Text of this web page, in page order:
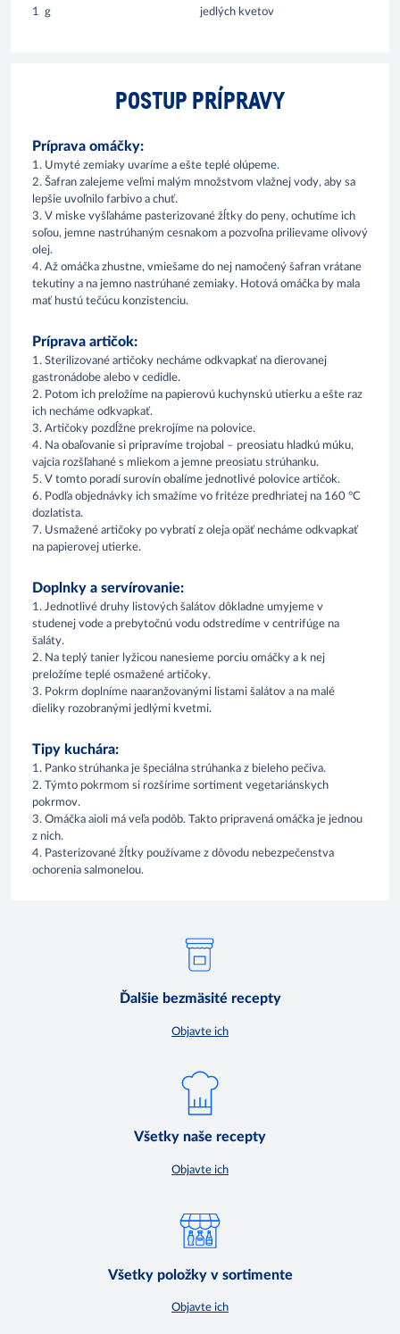
1 g jedlých kvetov
POSTUP PRÍPRAVY
Príprava omáčky:
1. Umyté zemiaky uvaríme a ešte teplé olúpeme.
2. Šafran zalejeme veľmi malým množstvom vlažnej vody, aby sa
lepšie uvoľnilo farbivo a chuť.
3. V miske vyšľaháme pasterizované žĺtky do peny, ochutíme ich
soľou, jemne nastrúhaným cesnakom a pozvoľna prilievame olivový
olej.
4. Až omáčka zhustne, vmiešame do nej namočený šafran vrátane
tekutiny a na jemno nastrúhané zemiaky. Hotová omáčka by mala
mať hustú tečúcu konzistenciu.
Príprava artičok:
1. Sterilizované artičoky necháme odkvapkať na dierovanej
gastronádobe alebo v cedidle.
2. Potom ich preložíme na papierovú kuchynskú utierku a ešte raz
ich necháme odkvapkať.
3. Artičoky pozdĺžne prekrojíme na polovice.
4. Na obaľovanie si pripravíme trojobal – preosiatu hladkú múku,
vajcia rozšľahané s mliekom a jemne preosiatu strúhanku.
5. V tomto poradí surovín obalíme jednotlivé polovice artičok.
6. Podľa objednávky ich smažíme vo fritéze predhriatej na 160 °C
dozlatista.
7. Usmažené artičoky po vybratí z oleja opäť necháme odkvapkať
na papierovej utierke.
Doplnky a servírovanie:
1. Jednotlivé druhy listových šalátov dôkladne umyjeme v
studenej vode a prebytočnú vodu odstredíme v centrifúge na
šaláty.
2. Na teplý tanier lyžicou nanesieme porciu omáčky a k nej
preložíme teplé osmažené artičoky.
3. Pokrm doplníme naaranžovanými listami šalátov a na malé
dieliky rozobranými jedlými kvetmi.
Tipy kuchára:
1. Panko strúhanka je špeciálna strúhanka z bieleho pečiva.
2. Týmto pokrmom si rozšírime sortiment vegetariánskych
pokrmov.
3. Omáčka aioli má veľa podôb. Takto pripravená omáčka je jednou
z nich.
4. Pasterizované žĺtky používame z dôvodu nebezpečenstva
ochorenia salmonelou.
Ďalšie bezmäsité recepty
Objavte ich
Všetky naše recepty
Objavte ich
Všetky položky v sortimente
Objavte ich